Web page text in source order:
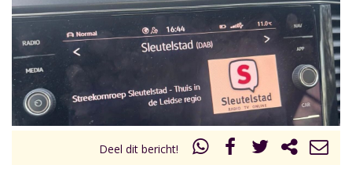
19.00 - 22.00 uur
Vorig uur
uur 1 van 0 Volgend uur
Deel dit bericht!